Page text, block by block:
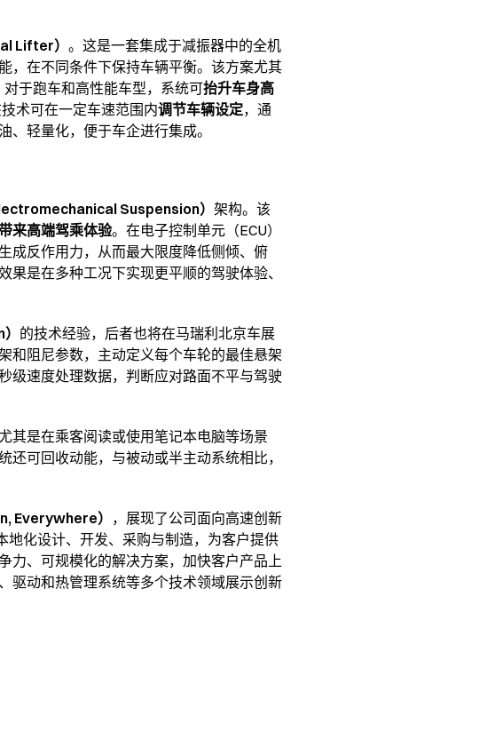
Lifter） 。这是一套集成于减振器中的全机
，在不同条件下保持车辆平衡。该方案尤其
于跑车和高性能车型，系统可抬升车身高
术可在一定车速范围内调节车辆设定，通
轻量化，便于车企进行集成。
Suspension） 架构。该
来高端驾乘体验。在电子控制单元（ECU）
成反作用力，从而最大限度降低侧倾、俯
是在多种工况下实现更平顺的驾驶体验、
的技术经验，后者也将在马瑞利北京车展
和阻尼参数，主动定义每个车轮的最佳悬架
级速度处理数据，判断应对路面不平与驾驶
其是在乘客阅读或使用笔记本电脑等场景
可回收动能，与被动或半主动系统相比，
Everywhere）
，展现了公司面向高速创新
地化设计、开发、采购与制造，为客户提供
力、可规模化的解决方案，加快客户产品上
驱动和热管理系统等多个技术领域展示创新